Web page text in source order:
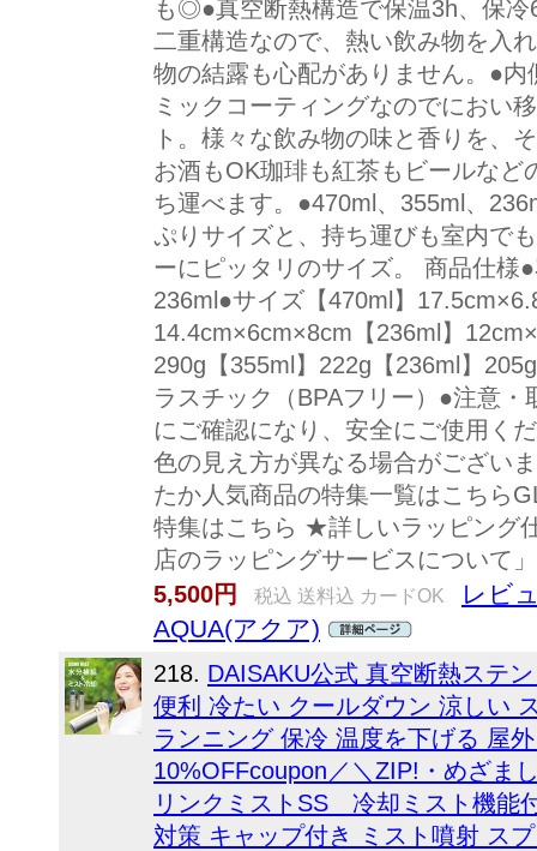
も◎●真空断熱構造で保温3h、保
二重構造なので、熱い飲み物を入
物の結露も心配がありません。●
ミックコーティングなのでにおい
ト。様々な飲み物の味と香りを、
お酒もOK珈琲も紅茶もビールな
ち運べます。●470ml、355ml、
ぷりサイズと、持ち運びも室内で
ーにピッタリのサイズ。 商品仕様
236ml●サイズ【470ml】
14.4cm×6cm×8cm【236ml】
290g【355ml】222g【236ml】
ラスチック（BPAフリー）●注意
にご確認になり、安全にご使用く
色の見え方が異なる場合がござい
たか人気商品の特集一覧はこちら
特集はこちら ★詳しいラッピング
店のラッピングサービスについて
5,500円
税込 送料込 カードOK
レビ
AQUA(アクア)
218. DAISAKU公式 真空断熱ステ
便利 冷たい クールダウン 涼しい
ランニング 保冷 温度を下げる 屋
10%OFFcoupon／＼ZIP!・めざま
リンクミストSS 冷却ミスト機能
対策 キャップ付き ミスト噴射 ス